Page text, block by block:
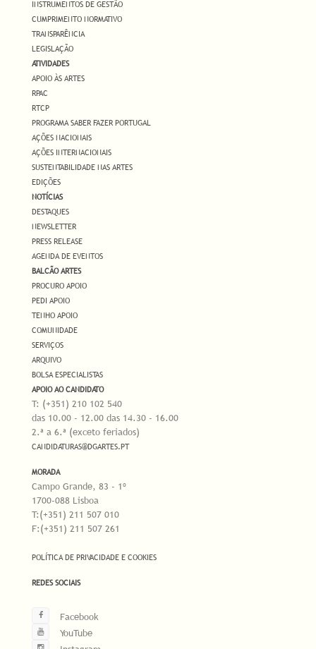
INSTRUMENTOS DE GESTÃO
CUMPRIMENTO NORMATIVO
TRANSPARÊNCIA
LEGISLAÇÃO
ATIVIDADES
APOIO ÀS ARTES
RPAC
RTCP
PROGRAMA SABER FAZER PORTUGAL
AÇÕES NACIONAIS
AÇÕES INTERNACIONAIS
SUSTENTABILIDADE NAS ARTES
EDIÇÕES
NOTÍCIAS
DESTAQUES
NEWSLETTER
PRESS RELEASE
AGENDA DE EVENTOS
BALCÃO ARTES
PROCURO APOIO
PEDI APOIO
TENHO APOIO
COMUNIDADE
SERVIÇOS
ARQUIVO
BOLSA ESPECIALISTAS
APOIO AO CANDIDATO
T: (+351) 210 102 540
das 10.00 - 12.00 das 14.30 - 16.00
2.ª a 6.ª (exceto feriados)
CANDIDATURAS@DGARTES.PT
MORADA
Campo Grande, 83 - 1º
1700-088 Lisboa
T:(+351) 211 507 010
F:(+351) 211 507 261
POLÍTICA DE PRIVACIDADE E COOKIES
REDES SOCIAIS
Facebook
YouTube